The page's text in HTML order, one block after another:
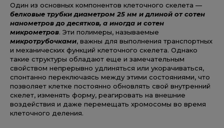
Один из основных компонентов клеточного скелета —
белковые трубки диаметром 25 нм и длиной от сотен
нанометров до десятков, а иногда и сотен
микрометров. Эти полимеры, называемые
микротрубочками, важны для выполнения транспортных
и механических функций клеточного скелета. Однако
такие структуры обладают еще и замечательным
свойством непрерывно удлиняться или укорачиваться,
спонтанно переключаясь между этими состояниями, что
позволяет клетке постоянно обновлять свой внутренний
скелет, изменять форму, реагировать на внешние
воздействия и даже перемещать хромосомы во время
клеточного деления.